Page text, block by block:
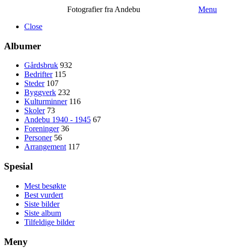
Fotografier fra Andebu
Menu
Close
Albumer
Gårdsbruk 932
Bedrifter 115
Steder 107
Byggverk 232
Kulturminner 116
Skoler 73
Andebu 1940 - 1945 67
Foreninger 36
Personer 56
Arrangement 117
Spesial
Mest besøkte
Best vurdert
Siste bilder
Siste album
Tilfeldige bilder
Meny